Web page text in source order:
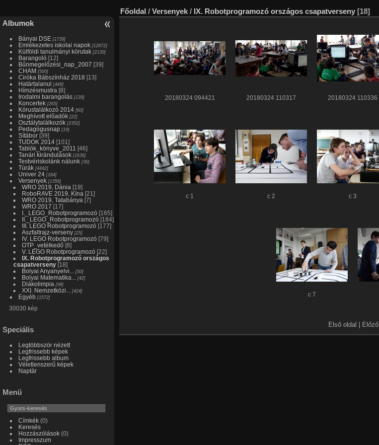
Albumok
Bányai DSE [1739]
Emlékezetes iskolai napok [12872]
Külföldi tanulmányi körutak [2130]
Barangoló [12]
Bűnmegelőzési_nap_2007 [39]
CHAM [500]
Ciróka Bábszínház 2018 [13]
Határtalanul [449]
Hímzésmustra [8]
Irodalmi barangolás [139]
Koncertek [265]
Kórustalálkozó 2014 [60]
Meghívott előadók [22]
Osztálytalálkozók [2352]
Pedagógusnap [19]
Sítábor [39]
TUDOK 2014 [101]
Tablók_könyve_2011 [46]
Tanári kirándulások [1636]
Testvériskolánk nálunk [36]
Túrák [4442]
Univer 24 [184]
Versenyek [1356]
WRO 2019, Dánia [19]
RoboRAVE 2019, Kína [21]
WRO 2019, Tatabánya [7]
WRO 2017 [17]
I._LEGO_Robotprogramozó [165]
II._LEGO_Robotprogramozó [184]
III. LEGO Robotprogramozó [177]
Aszfaltrajz-verseny [25]
IV. LEGO Robotprogramozó [79]
OTP_vetélkedő [8]
V. LEGO Robotprogramozó [22]
IX. Robotprogramozó országos
csapatverseny [18]
Bolyai Anyanyelvi...
[50]
Bolyai Matematika... [42]
Diákolimpia [98]
XXI. Nemzetközi... [424]
Egyéb [1572]
30030 kép
Speciális
Legtöbbször nézett
Legfrissebb képek
Legfrissebb album
Véletlenszerű képek
Naptár
Menü
Címkék(0)
Keresés
Hozzászólások(0)
Impresszum
Főoldal / Versenyek / IX. Robotprogramozó országos csapatverseny [18]
20180324 094421 20180324 110317 20180324 110336
c 1 c 2 c 3
c 7
Első oldal | Előző |